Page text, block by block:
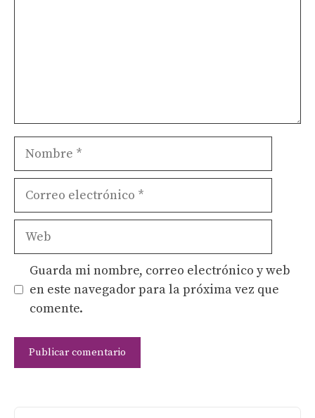
Nombre
Correo
Web
Guarda mi nombre, correo electrónico y web
en este navegador para la próxima vez que
comente.